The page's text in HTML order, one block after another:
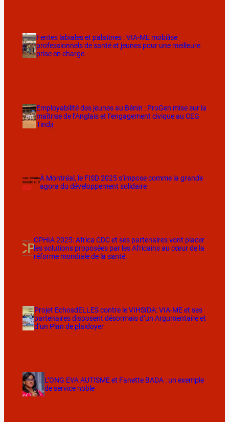
Fentes labiales et palatines : VIA-ME mobilise
professionnels de santé et jeunes pour une meilleure
prise en charge
Employabilité des jeunes au Bénin : ProGen mise sur la
maîtrise de l’Anglais et l’engagement civique au CEG
Tindji
À Montréal, le FISD 2025 s’impose comme la grande
agora du développement solidaire
CPHIA 2025: Africa CDC et ses partenaires vont placer
les solutions proposées par les Africains au cœur de la
réforme mondiale de la santé.
Projet EchosdELLES contre le VIHSIDA: VIA-ME et ses
partenaires disposent désormais d’un Argumentaire et
d’un Plan de plaidoyer
L’ONG EVA AUTISME et Fanette BADA : un exemple
de service noble